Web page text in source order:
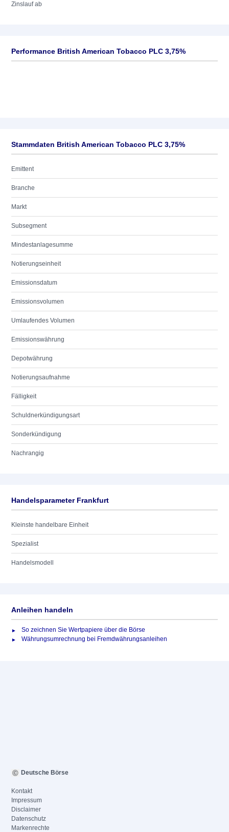
Zinslauf ab
Performance British American Tobacco PLC 3,75%
Stammdaten British American Tobacco PLC 3,75%
Emittent
Branche
Markt
Subsegment
Mindestanlagesumme
Notierungseinheit
Emissionsdatum
Emissionsvolumen
Umlaufendes Volumen
Emissionswährung
Depotwährung
Notierungsaufnahme
Fälligkeit
Schuldnerkündigungsart
Sonderkündigung
Nachrangig
Handelsparameter Frankfurt
Kleinste handelbare Einheit
Spezialist
Handelsmodell
Anleihen handeln
So zeichnen Sie Wertpapiere über die Börse
Währungsumrechnung bei Fremdwährungsanleihen
Deutsche Börse
Kontakt
Impressum
Disclaimer
Datenschutz
Markenrechte